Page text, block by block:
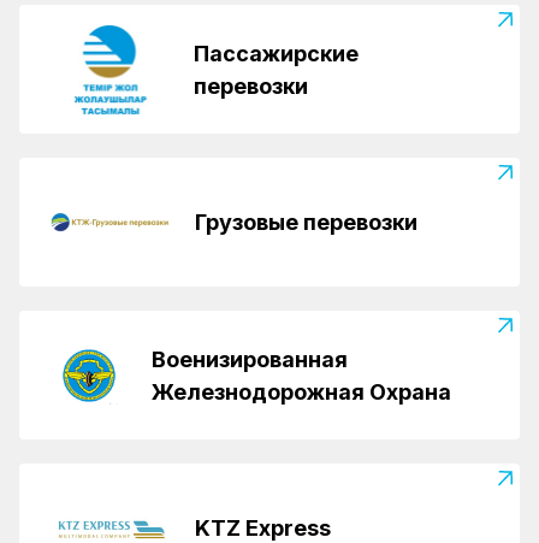
Пассажирские
перевозки
Грузовые перевозки
Военизированная
Железнодорожная Охрана
KTZ Express